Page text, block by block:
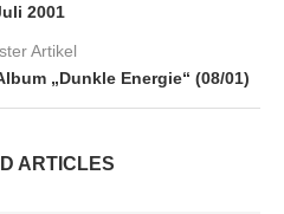
2001
Artikel
„Dunkle Energie“ (08/01)
ARTICLES